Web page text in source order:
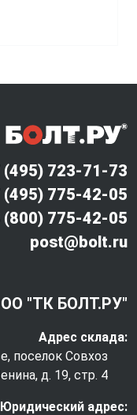
(495) 723-71-73
(495) 775-42-05
(800) 775-42-05
post@bolt.ru
"ТК БОЛТ.РУ"
Адрес склада:
поселок Совхоз
д. 19, стр. 4
Юридический адрес: